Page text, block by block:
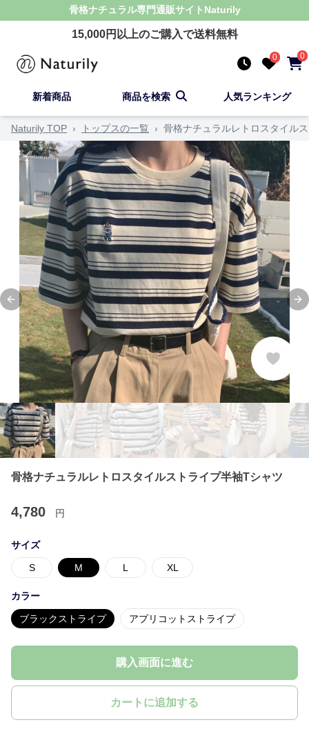
骨格ナチュラル専門通販サイト Naturily
15,000円以上のご購入で送料無料
0 0
新着商品 商品を検索 人気ランキング
Naturily TOP › トップスの一覧 › 骨格ナチュラルレトロスタイル
Previous slide
骨格ナチュラルレトロスタイルストライプ半袖Tシャツ
4,780 円
サイズ
S M L XL
カラー
ブラックストライプ アプリコットストライプ
購入画面に進む
カートに追加する